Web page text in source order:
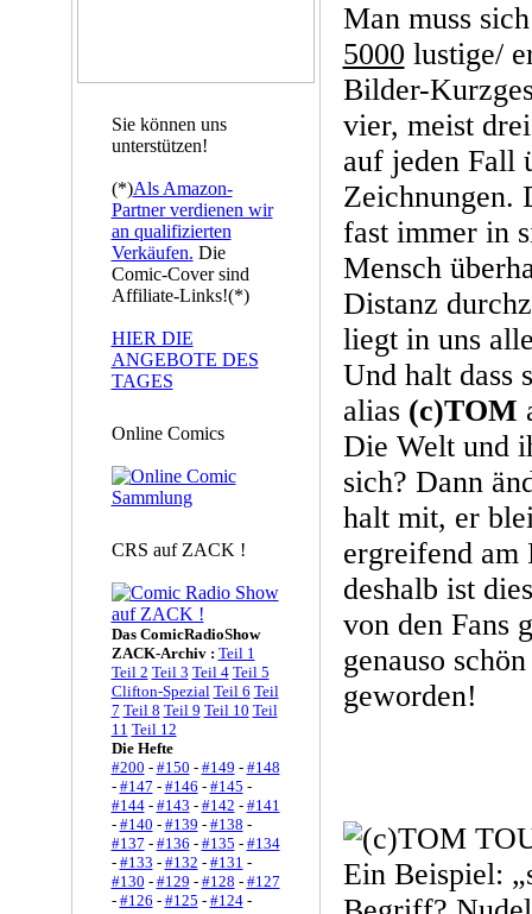
Sie können uns
unterstützen!
(*)Als Amazon-
Partner verdienen wir
an qualifizierten
Verkäufen. Die
Comic-Cover sind
Affiliate-Links!(*)
HIER DIE
ANGEBOTE DES
TAGES
Online Comics
CRS auf ZACK !
Das ComicRadioShow
ZACK-Archiv : Teil 1
Teil 2 Teil 3 Teil 4 Teil 5
Clifton-Spezial Teil 6 Teil
7 Teil 8 Teil 9 Teil 10 Teil
11 Teil 12
Die Hefte
#200 - #150 - #149 - #148
- #147 - #146 - #145 -
#144- #143 - #142 - #141
- #140 - #139 - #138 -
#137 - #136 - #135 - #134
- #133 - #132 - #131 -
#130 - #129 - #128 - #127
- #126 - #125 - #124-
Man muss
5000 lustige/
Bilder-
vier, meist
auf jeden Fall
Zeichnungen.
fast immer in
Mensch
Distanz
liegt in uns
Und halt dass
alias (c)TOM
Die Welt und
sich? Dann
halt mit, er
ergreifend am
deshalb ist
von den Fans
genauso
geworden!
Ein Beispiel: